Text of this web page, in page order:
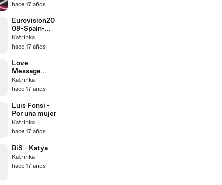
hace 17 años
Eurovision20
09-Spain-
Soraya
Arnelas-La
mi
Katrinka
hace 17 años
Love
Message
(80`s)
Katrinka
hace 17 años
Luis Fonsi -
Por una mujer
Katrinka
hace 17 años
BiS - Katya
Katrinka
hace 17 años